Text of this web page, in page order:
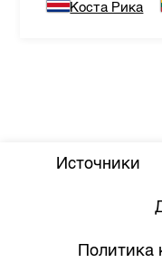
Коста Рика
Источники
Политика